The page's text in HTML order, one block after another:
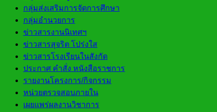
กลุ่มส่งเสริมการจัดการศึกษา
กลุ่มอำนวยการ
ข่าวสารงานนิเทศฯ
ข่าวสารสุจริต โปร่งใส
ข่าวสารโรงเรียนในสังกัด
ประกาศ คำสั่ง หนังสือราชการ
รายงานโครงการ/กิจกรรม
หน่วยตรวจสอบภายใน
เผยแพร่ผลงานวิชาการ